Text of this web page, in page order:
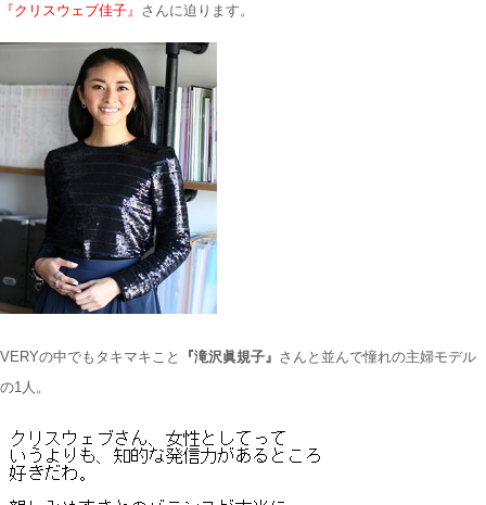
『クリスウェブ佳子』 さんに迫ります。
VERYの中でもタキマキこと 『滝沢眞規子』 さんと並んで憧れの主婦モデル
の1人。